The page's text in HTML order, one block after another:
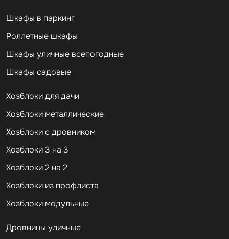
Шкафы в паркинг
Роллетные шкафы
Шкафы уличные всепогодные
Шкафы садовые
Хозблоки для дачи
Хозблоки металлические
Хозблоки с дровником
Хозблоки 3 на 3
Хозблоки 2 на 2
Хозблоки из профлиста
Хозблоки модульные
Дровницы уличные